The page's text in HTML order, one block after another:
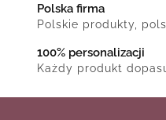
Polska firma
Polskie produkty,
100% personalizacji
Każdy produkt